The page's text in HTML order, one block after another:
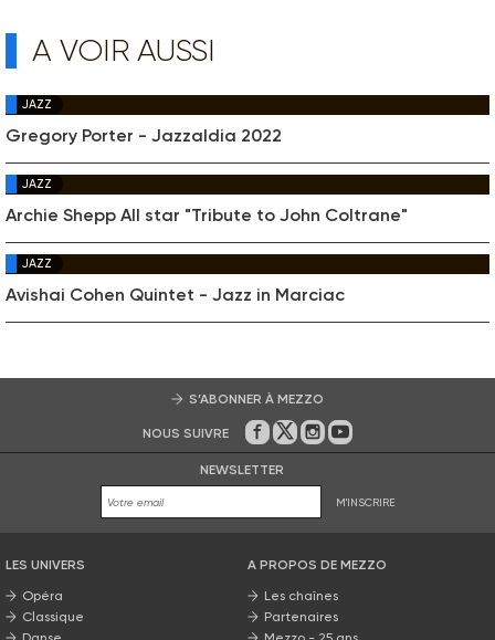
A VOIR AUSSI
JAZZ
Gregory Porter - Jazzaldia 2022
JAZZ
Archie Shepp All star "Tribute to John Coltrane"
JAZZ
Avishai Cohen Quintet - Jazz in Marciac
S’ABONNER À MEZZO
NOUS SUIVRE Sur Facebook
Sur Twitter
Sur Instagram
Sur Youtube
NEWSLETTER
M'INSCRIRE
LES UNIVERS
Opéra
Classique
A PROPOS DE MEZZO
Les chaînes
Partenaires